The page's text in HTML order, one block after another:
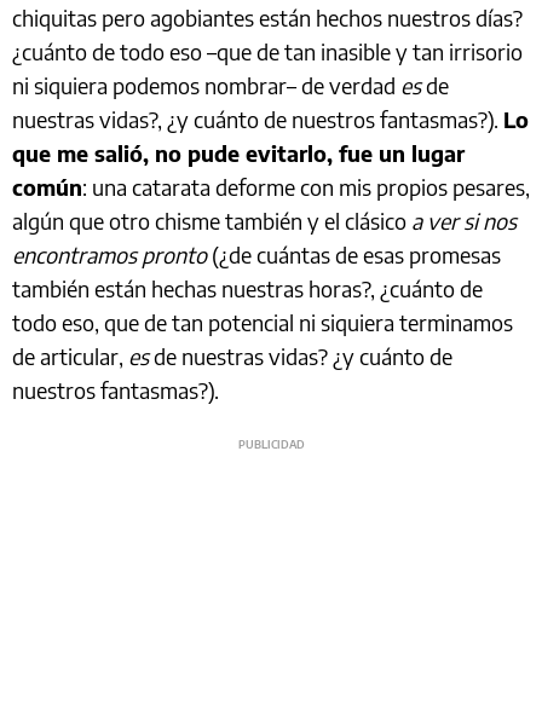
chiquitas pero agobiantes están hechos nuestros días?
¿cuánto de todo eso –que de tan inasible y tan irrisorio
ni siquiera podemos nombrar– de verdad esde
nuestras vidas?, ¿y cuánto de nuestros fantasmas?). Lo
que me salió, no pude evitarlo, fue un lugar
común: una catarata deforme con mis propios pesares,
algún que otro chisme también y el clásico a ver si nos
encontramos pronto(¿de cuántas de esas promesas
también están hechas nuestras horas?, ¿cuánto de
todo eso, que de tan potencial ni siquiera terminamos
de articular, esde nuestras vidas? ¿y cuánto de
nuestros fantasmas?).